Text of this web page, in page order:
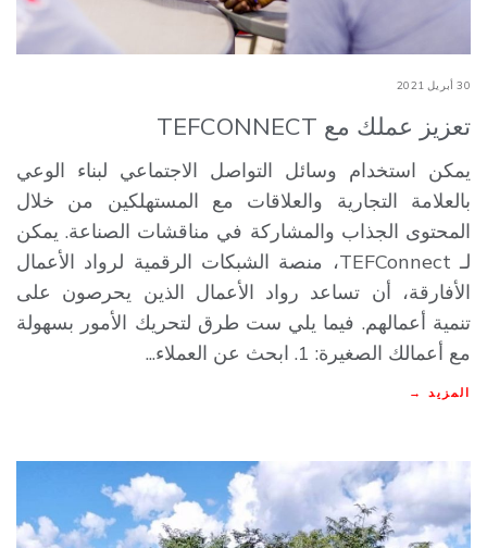
30 أبريل 2021
تعزيز عملك مع TEFCONNECT
يمكن استخدام وسائل التواصل الاجتماعي لبناء الوعي
بالعلامة التجارية والعلاقات مع المستهلكين من خلال
المحتوى الجذاب والمشاركة في مناقشات الصناعة. يمكن
لـ TEFConnect، منصة الشبكات الرقمية لرواد الأعمال
الأفارقة، أن تساعد رواد الأعمال الذين يحرصون على
تنمية أعمالهم. فيما يلي ست طرق لتحريك الأمور بسهولة
مع أعمالك الصغيرة: 1. ابحث عن العملاء...
المزيد →